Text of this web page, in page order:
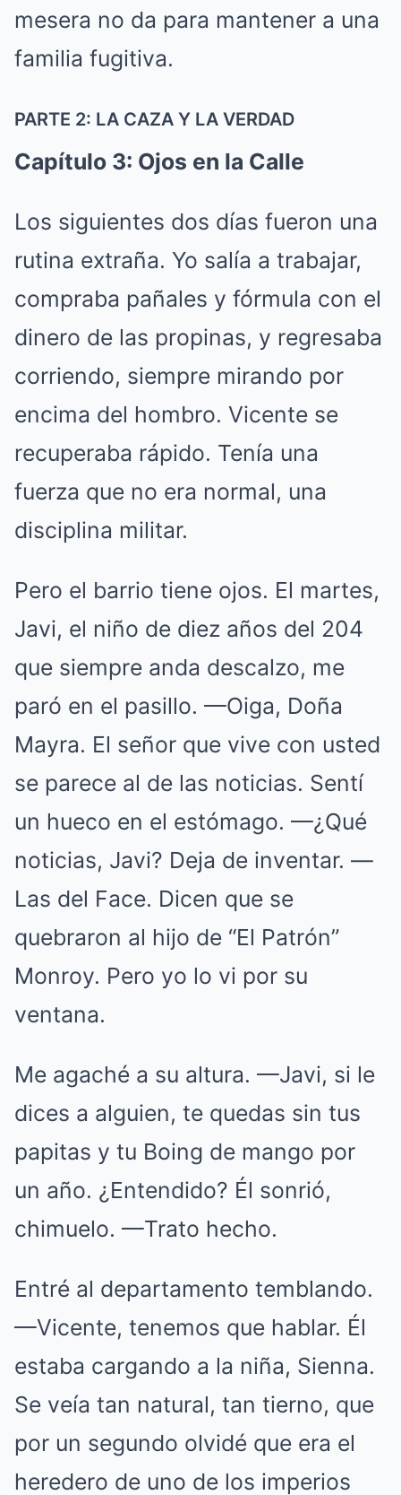
mesera no da para mantener a una
familia fugitiva.
PARTE 2: LA CAZA Y LA VERDAD
Capítulo 3: Ojos en la Calle
Los siguientes dos días fueron una
rutina extraña. Yo salía a trabajar,
compraba pañales y fórmula con el
dinero de las propinas, y regresaba
corriendo, siempre mirando por
encima del hombro. Vicente se
recuperaba rápido. Tenía una
fuerza que no era normal, una
disciplina militar.
Pero el barrio tiene ojos. El martes,
Javi, el niño de diez años del 204
que siempre anda descalzo, me
paró en el pasillo. —Oiga, Doña
Mayra. El señor que vive con usted
se parece al de las noticias. Sentí
un hueco en el estómago. —¿Qué
noticias, Javi? Deja de inventar. —
Las del Face. Dicen que se
quebraron al hijo de “El Patrón”
Monroy. Pero yo lo vi por su
ventana.
Me agaché a su altura. —Javi, si le
dices a alguien, te quedas sin tus
papitas y tu Boing de mango por
un año. ¿Entendido? Él sonrió,
chimuelo. —Trato hecho.
Entré al departamento temblando.
—Vicente, tenemos que hablar. Él
estaba cargando a la niña, Sienna.
Se veía tan natural, tan tierno, que
por un segundo olvidé que era el
heredero de uno de los imperios